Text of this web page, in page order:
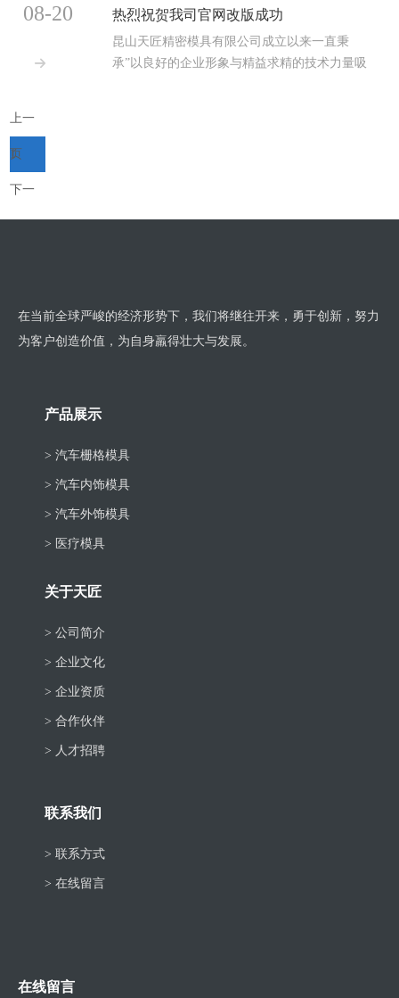
08-20

热烈祝贺我司官网改版成功
昆山天匠精密模具有限公司成立以来一直秉
承”以良好的企业形象与精益求精的技术力量吸
上一
页
1
下一
在当前全球严峻的经济形势下，我们将继往开来，勇于创新，努力
为客户创造价值，为自身羸得壮大与发展。
产品展示
> 汽车栅格模具
> 汽车内饰模具
> 汽车外饰模具
> 医疗模具
关于天匠
> 公司简介
> 企业文化
> 企业资质
> 合作伙伴
> 人才招聘
联系我们
> 联系方式
> 在线留言
在线留言